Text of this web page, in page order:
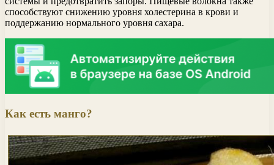
способствуют снижению уровня холестерина в крови и
поддержанию нормального уровня сахара.
Как есть манго?